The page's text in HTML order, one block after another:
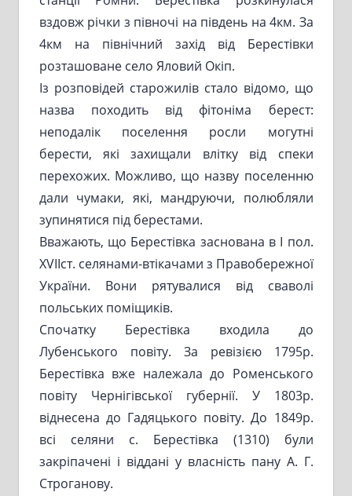
вздовж річки з півночі на південь на 4км. За
4км на північний захід від Берестівки
розташоване село Яловий Окіп.
Із розповідей старожилів стало відомо, що
назва походить від фітоніма берест:
неподалік поселення росли могутні
берести, які захищали влітку від спеки
перехожих. Можливо, що назву поселенню
дали чумаки, які, мандруючи, полюбляли
зупинятися під берестами.
Вважають, що Берестівка заснована в І пол.
ХVІІст. селянами-втікачами з Правобережної
України. Вони рятувалися від сваволі
польських поміщиків.
Спочатку Берестівка входила до
Лубенського повіту. За ревізією 1795р.
Берестівка вже належала до Роменського
повіту Чернігівської губернії. У 1803р.
віднесена до Гадяцького повіту. До 1849р.
всі селяни с. Берестівка (1310) були
закріпачені і віддані у власність пану А. Г.
Строганову.